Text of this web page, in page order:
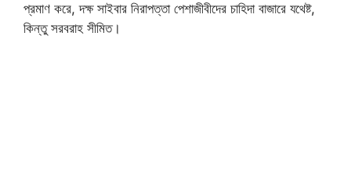
প্রমাণ করে, দক্ষ সাইবার নিরাপত্তা পেশাজীবীদের চাহিদা বাজারে যথেষ্ট,
কিন্তু সরবরাহ সীমিত।